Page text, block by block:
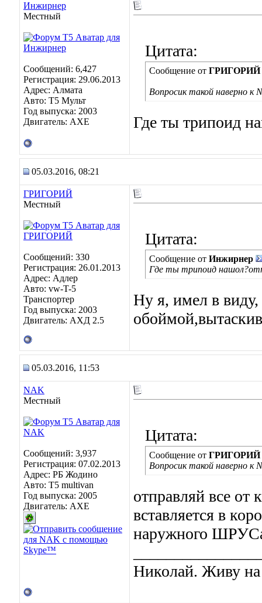
Инжирнер
Местный
Сообщений: 6,427
Регистрация: 29.06.2013
Адрес: Алмата
Авто: Т5 Мульт
Год выпуска: 2003
Двигатель: АХЕ
Цитата:
Сообщение от ГРИГОРИЙ
Вопросик такой наверно к
Где ты трипоид
05.03.2016, 08:21
ГРИГОРИЙ
Местный
Сообщений: 330
Регистрация: 26.01.2013
Адрес: Адлер
Авто: vw-T-5
Транспортер
Год выпуска: 2003
Двигатель: АХД 2.5
Цитата:
Сообщение от Инжирнер
Где ты трипоид
Ну я, имел в
05.03.2016, 11:53
NAK
Местный
Сообщений: 3,937
Регистрация: 07.02.2013
Адрес: РБ Жодино
Авто: T5 multivan
Год выпуска: 2005
Двигатель: AXE
Цитата:
Сообщение от ГРИГОРИЙ
Вопросик такой наверно к
отправляй все от
вставляется в
наружного
Николай. Живу на